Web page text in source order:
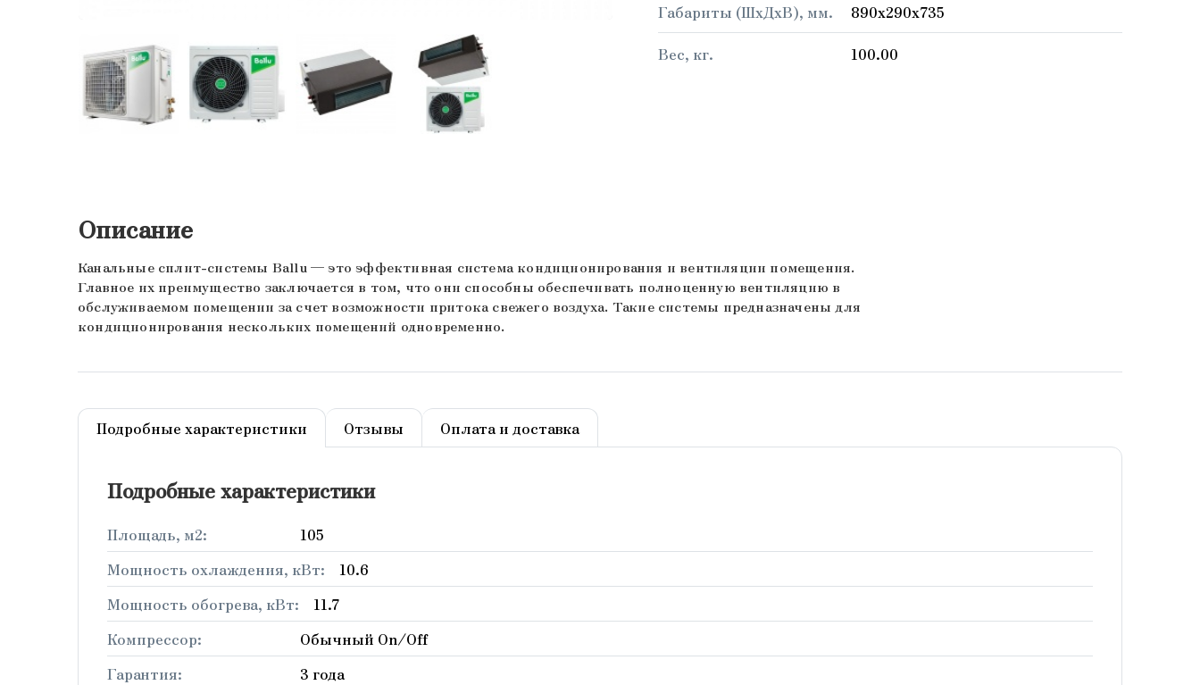
Габариты (ШxДxВ), мм.
890x290x735
Вес, кг.
100.00
Описание
Канальные сплит-системы Ballu — это эффективная система кондиционирования и вентиляции помещения.
Главное их преимущество заключается в том, что они способны обеспечивать полноценную вентиляцию в
обслуживаемом помещении за счет возможности притока свежего воздуха. Такие системы предназначены для
кондиционирования нескольких помещений одновременно.
Подробные характеристики Отзывы Оплата и доставка
Подробные характеристики
Площадь, м2:
105
Мощность охлаждения, кВт:
10.6
Мощность обогрева, кВт:
11.7
Компрессор:
Обычный On/Off
Гарантия:
3 года